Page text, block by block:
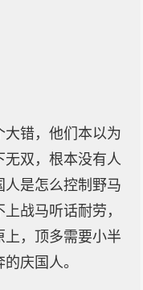
大错，他们本以为
双，根本没有人
人是怎么控制野马
战马听话耐劳，
上，顶多需要小半
庆国人。